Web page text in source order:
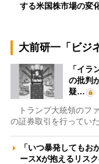
する米国株市場の
大前研一「ビジ
「イラ
の批判
疑…
トランプ大統領のフ
の証券取引を行ってい
「いつ暴発しても
ースXが抱えるリス